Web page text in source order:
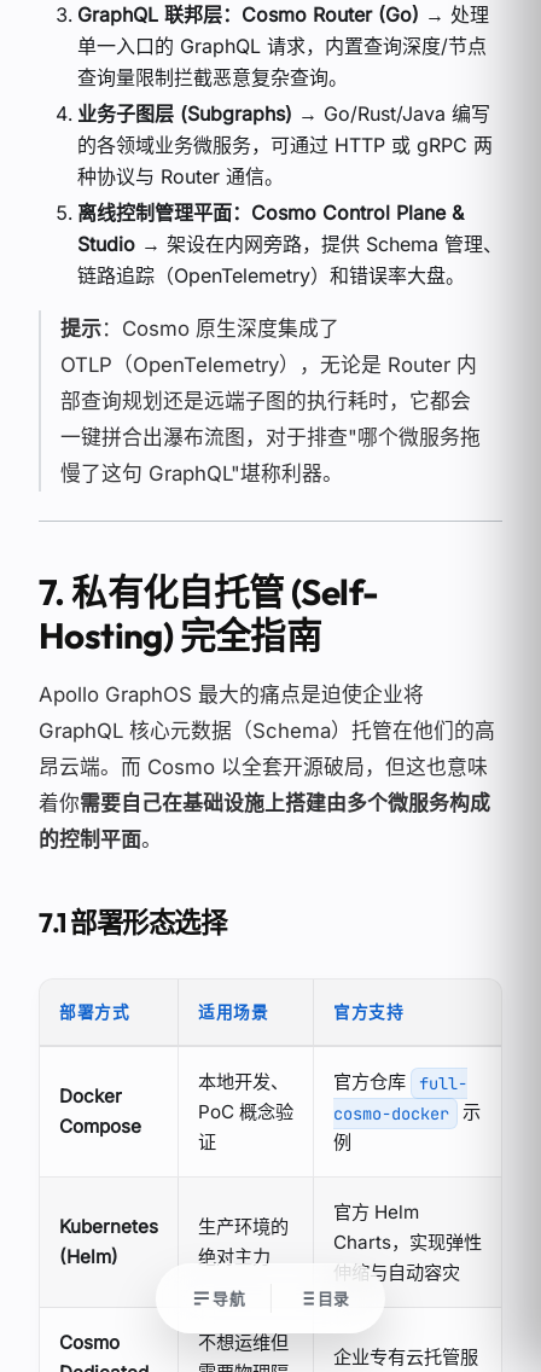
GraphQL 联邦层：Cosmo Router (Go) → 处理
单一入口的 GraphQL 请求，内置查询深度/节点
查询量限制拦截恶意复杂查询。
业务子图层 (Subgraphs) → Go/Rust/Java 编写
的各领域业务微服务，可通过 HTTP 或 gRPC 两
种协议与 Router 通信。
离线控制管理平面：Cosmo Control Plane &
Studio → 架设在内网旁路，提供 Schema 管理、
链路追踪（OpenTelemetry）和错误率大盘。
提示：Cosmo 原生深度集成了
OTLP（OpenTelemetry），无论是 Router 内
部查询规划还是远端子图的执行耗时，它都会
一键拼合出瀑布流图，对于排查"哪个微服务拖
慢了这句 GraphQL"堪称利器。
7. 私有化自托管 (Self-
Hosting) 完全指南
Apollo GraphOS 最大的痛点是迫使企业将
GraphQL 核心元数据（Schema）托管在他们的高
昂云端。而 Cosmo 以全套开源破局，但这也意味
着你需要自己在基础设施上搭建由多个微服务构成
的控制平面。
7.1 部署形态选择
部署方式 适用场景 官方支持
Docker
Compose
本地开发、
PoC 概念验
证
官方仓库
full-
cosmo-docker
示
例
Kubernetes
(Helm)
生产环境的
绝对主力
官方 Helm
Charts，实现弹性
伸缩与自动容灾
Cosmo
不想运维但
企业专有云托管服
导航 目录